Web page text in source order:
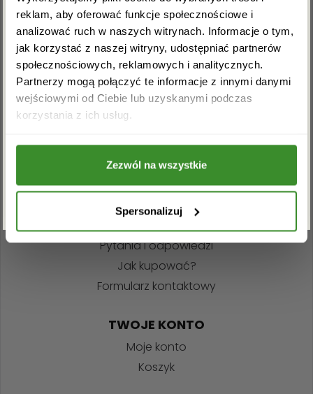
reklam, aby oferować funkcje społecznościowe i
analizować ruch w naszych witrynach. Informacje o tym,
jak korzystać z naszej witryny, udostępniać partnerów
społecznościowych, reklamowych i analitycznych.
Partnerzy mogą połączyć te informacje z innymi danymi
wejściowymi od Ciebie lub uzyskanymi podczas
korzystania z ich usług.
Zezwól na wszystkie
Spersonalizuj
+48 22 110 59 60 info@kwiatowadostawa.pl
INFORMACJE
Regulamin sklepu
Polityka prywatności
Zwroty i reklamacje
POMOC
Pytania i odpowiedzi
Jak kupować?
Formularz kontaktowy
TWOJE KONTO
Moje konto
Koszyk
Akceptuję regulamin i wyrażam zgodę na
przetwarzanie powyższych danych osobowych
ZAPISZ SIĘ